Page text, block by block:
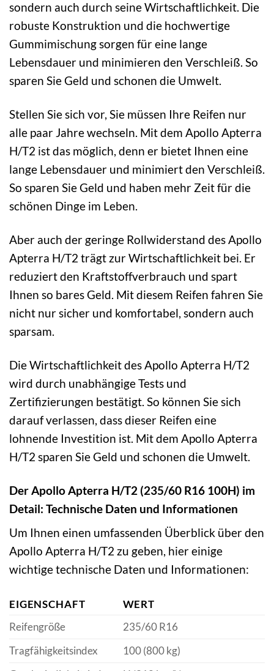
sondern auch durch seine Wirtschaftlichkeit. Die
robuste Konstruktion und die hochwertige
Gummimischung sorgen für eine lange
Lebensdauer und minimieren den Verschleiß. So
sparen Sie Geld und schonen die Umwelt.
Stellen Sie sich vor, Sie müssen Ihre Reifen nur
alle paar Jahre wechseln. Mit dem Apollo Apterra
H/T2 ist das möglich, denn er bietet Ihnen eine
lange Lebensdauer und minimiert den Verschleiß.
So sparen Sie Geld und haben mehr Zeit für die
schönen Dinge im Leben.
Aber auch der geringe Rollwiderstand des Apollo
Apterra H/T2 trägt zur Wirtschaftlichkeit bei. Er
reduziert den Kraftstoffverbrauch und spart
Ihnen so bares Geld. Mit diesem Reifen fahren Sie
nicht nur sicher und komfortabel, sondern auch
sparsam.
Die Wirtschaftlichkeit des Apollo Apterra H/T2
wird durch unabhängige Tests und
Zertifizierungen bestätigt. So können Sie sich
darauf verlassen, dass dieser Reifen eine
lohnende Investition ist. Mit dem Apollo Apterra
H/T2 sparen Sie Geld und schonen die Umwelt.
Der Apollo Apterra H/T2 (235/60 R16 100H) im
Detail: Technische Daten und Informationen
Um Ihnen einen umfassenden Überblick über den
Apollo Apterra H/T2 zu geben, hier einige
wichtige technische Daten und Informationen:
EIGENSCHAFT
WERT
Reifengröße
235/60 R16
Tragfähigkeitsindex
100 (800 kg)